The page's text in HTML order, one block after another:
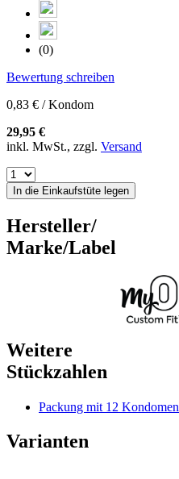
(0)
Bewertung schreiben
0,83 € / Kondom
29,95 €
inkl. MwSt., zzgl. Versand
In die Einkaufstüte legen
Hersteller/
Marke/Label
Weitere
Stückzahlen
Packung mit 12 Kondomen
Varianten